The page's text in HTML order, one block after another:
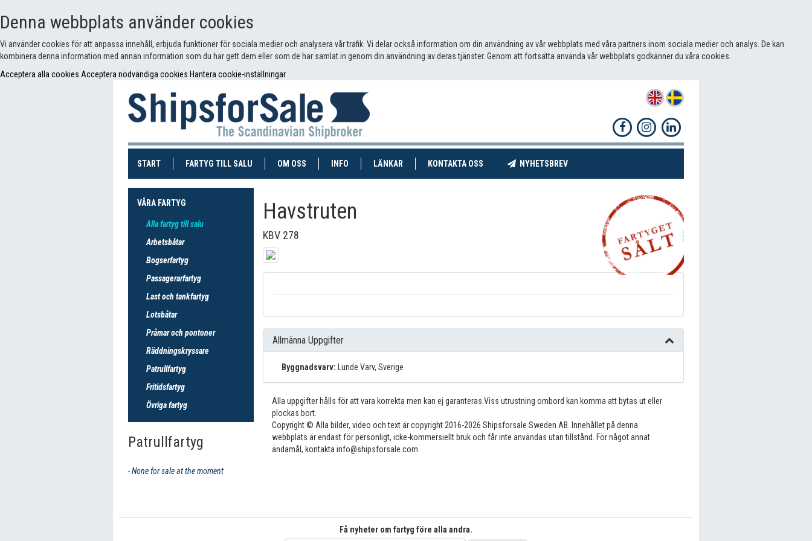
Denna webbplats använder cookies
Vi använder cookies för att anpassa innehåll, erbjuda funktioner för sociala medier och analysera vår trafik. Vi delar också information om din användning av vår webbplats med våra partners inom sociala medier och analys. De kan
kombinera denna information med annan information som du har gett dem eller som de har samlat in genom din användning av deras tjänster. Genom att fortsätta använda vår webbplats godkänner du våra cookies.
Acceptera alla cookies Acceptera nödvändiga cookies Hantera cookie-inställningar
START(CURRENT)FARTYG TILL SALU (CURRENT)OM OSS INFO LÄNKAR KONTAKTA OSS (CURRENT)NYHETSBREV(CURRENT)
VÅRA FARTYG
Alla fartyg till salu
Arbetsbåtar
Bogserfartyg
Passagerarfartyg
Last och tankfartyg
Lotsbåtar
Pråmar och pontoner
Räddningskryssare
Patrullfartyg
Fritidsfartyg
Övriga fartyg
Patrullfartyg
- None for sale at the moment
Havstruten
KBV 278 Dela!
Allmänna Uppgifter
Byggnadsvarv: Lunde Varv, Sverige
Alla uppgifter hålls för att vara korrekta men kan ej garanteras.Viss utrustning ombord kan komma att bytas ut eller
plockas bort.
Copyright © Alla bilder, video och text är copyright 2016-2026 Shipsforsale Sweden AB. Innehållet på denna
webbplats är endast för personligt, icke-kommersiellt bruk och får inte användas utan tillstånd. För något annat
ändamål, kontakta info@shipsforsale.com
Få nyheter om fartyg före alla andra.